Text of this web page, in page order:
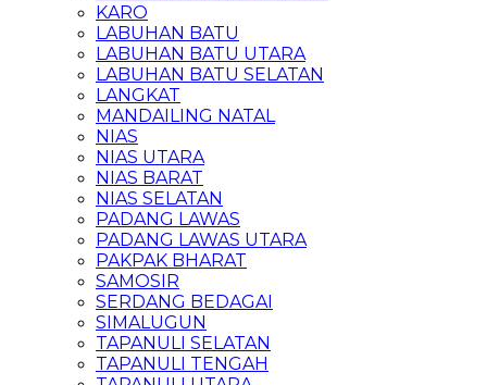
KARO
LABUHAN BATU
LABUHAN BATU UTARA
LABUHAN BATU SELATAN
LANGKAT
MANDAILING NATAL
NIAS
NIAS UTARA
NIAS BARAT
NIAS SELATAN
PADANG LAWAS
PADANG LAWAS UTARA
PAKPAK BHARAT
SAMOSIR
SERDANG BEDAGAI
SIMALUGUN
TAPANULI SELATAN
TAPANULI TENGAH